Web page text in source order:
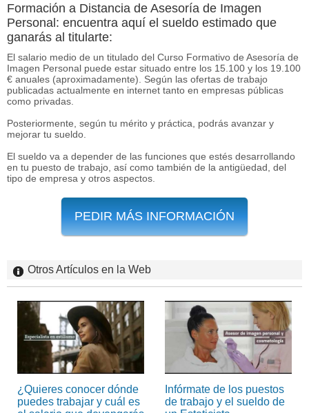
Formación a Distancia de Asesoría de Imagen
Personal: encuentra aquí el sueldo estimado que
ganarás al titularte:
El salario medio de un titulado del Curso Formativo de Asesoría de
Imagen Personal puede estar situado entre los 15.100 y los 19.100
€ anuales (aproximadamente). Según las ofertas de trabajo
publicadas actualmente en internet tanto en empresas públicas
como privadas.
Posteriormente, según tu mérito y práctica, podrás avanzar y
mejorar tu sueldo.
El sueldo va a depender de las funciones que estés desarrollando
en tu puesto de trabajo, así como también de la antigüedad, del
tipo de empresa y otros aspectos.
PEDIR MÁS INFORMACIÓN
Otros Artículos en la Web
¿Quieres conocer dónde
puedes trabajar y cuál es
Infórmate de los puestos
de trabajo y el sueldo de